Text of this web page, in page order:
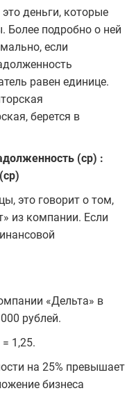
деньги, которые
подробно о ней
если
равен единице.
берется в
(ср) :
это говорит о том,
из компании. Если
«Дельта» в
рублей.
1,25.
на 25% превышает
бизнеса